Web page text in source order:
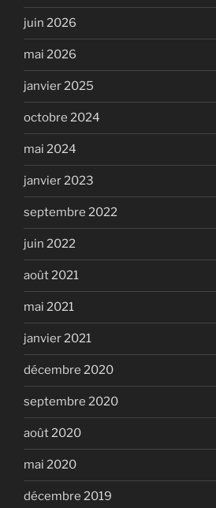
juin 2026
mai 2026
janvier 2025
octobre 2024
mai 2024
janvier 2023
septembre 2022
juin 2022
août 2021
mai 2021
janvier 2021
décembre 2020
septembre 2020
août 2020
mai 2020
décembre 2019